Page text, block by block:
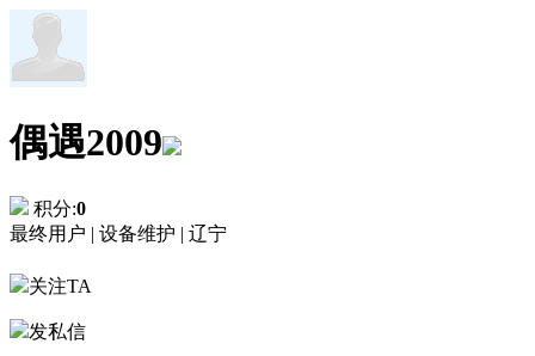
偶遇2009
积分:0
最终用户 | 设备维护 | 辽宁
关注TA
发私信